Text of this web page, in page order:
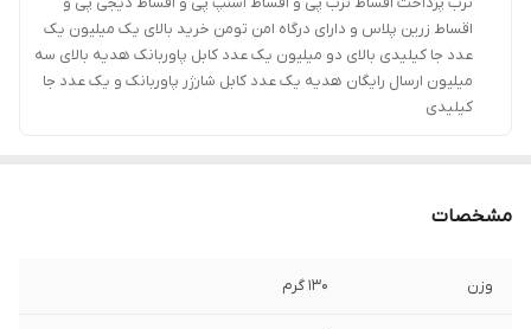
اقساط زرین پلاس و دارای درگاه امن تومن خرید بالای یک میلیون یک
عدد جا کیلیدی بالای دو میلیون یک عدد کابل پاوربانک هدیه بالای سه
میلیون ارسال رایگان هدیه یک عدد کابل شارژر پاوربانک و یک عدد جا
کیلیدی
مشخصات
وزن 130 گرم